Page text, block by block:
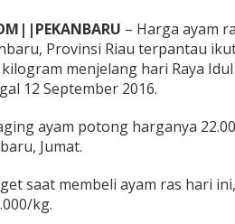
– Harga ayam
Provinsi Riau terpantau
menjelang hari Raya
12 September 2016.
ayam potong harganya
Jumat.
saat membeli ayam ras hari
kg.